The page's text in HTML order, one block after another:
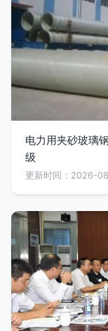
电力用夹砂玻璃
级
更新时间：2026-